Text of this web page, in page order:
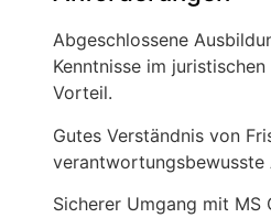
Abgeschlossene
Kenntnisse im
Vorteil.
Gutes Verständnis von
verantwortungsbewusste
Sicherer Umgang mit